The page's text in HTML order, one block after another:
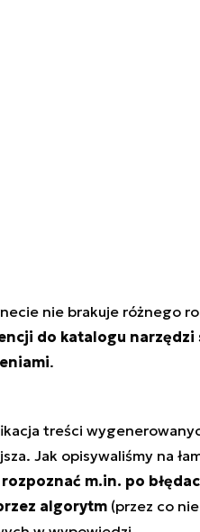
nie brakuje różnego
do katalogu narzędzi
.
treści
Jak opisywaliśmy na
m.in. po
algorytm(przez co nie